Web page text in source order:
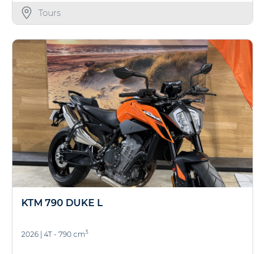
Tours
KTM 790 DUKE L
2026 4T - 790 cm3